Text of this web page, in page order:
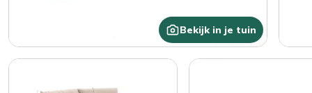
Bekijk in je tuin